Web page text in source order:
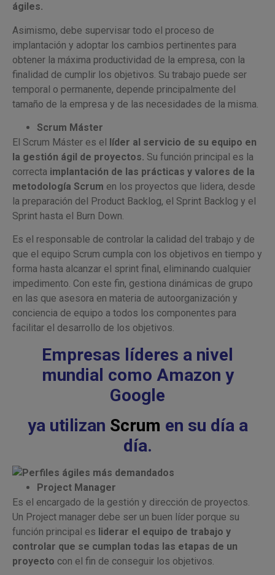
ágiles.
Asimismo, debe supervisar todo el proceso de
implantación y adoptar los cambios pertinentes para
obtener la máxima productividad de la empresa, con la
finalidad de cumplir los objetivos. Su trabajo puede ser
temporal o permanente, depende principalmente del
tamaño de la empresa y de las necesidades de la misma.
Scrum Máster
El Scrum Máster es el líder al servicio de su equipo en
la gestión ágil de proyectos. Su función principal es la
correcta implantación de las prácticas y valores de la
metodología Scrum en los proyectos que lidera, desde
la preparación del Product Backlog, el Sprint Backlog y el
Sprint hasta el Burn Down.
Es el responsable de controlar la calidad del trabajo y de
que el equipo Scrum cumpla con los objetivos en tiempo y
forma hasta alcanzar el sprint final, eliminando cualquier
impedimento. Con este fin, gestiona dinámicas de grupo
en las que asesora en materia de autoorganización y
conciencia de equipo a todos los componentes para
facilitar el desarrollo de los objetivos.
Empresas líderes a nivel
mundial como Amazon y
Google
ya utilizan Scrum en su día a
día.
Project Manager
Es el encargado de la gestión y dirección de proyectos.
Un Project manager debe ser un buen líder porque su
función principal es liderar el equipo de trabajo y
controlar que se cumplan todas las etapas de un
proyecto con el fin de conseguir los objetivos.